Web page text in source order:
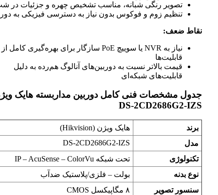
تصویر رنگی شبانه، مناسب تشخیص چهره و جزئیات در شب
تنظیم زوم و فوکوس بدون نیاز به دسترسی فیزیکی به
نقاط ضعف:
نیاز به NVR یا سوییچ PoE سازگار برای بهره‌گیری کامل از
قابلیت‌ها
قیمت بالاتر نسبت به دوربین‌های آنالوگ هم‌رده به دلیل
قابلیت‌های شبکه‌ای
جدول مشخصات فنی کامل دوربین مداربسته هایک ویژن
DS-2CD2686G2-IZS
برند
هایک ویژن (Hikvision)
مدل
DS-2CD2686G2-IZS
تکنولوژی
تحت شبکه IP – AcuSense – ColorVu
نوع بدنه
بولت – فلزی/پلاستیک ضدآب
سنسور تصویر